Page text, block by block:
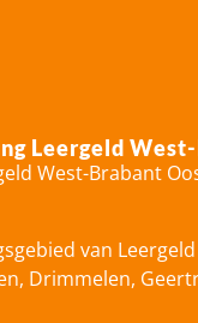
Leergeld
West-Brabant
van
Drimmelen,